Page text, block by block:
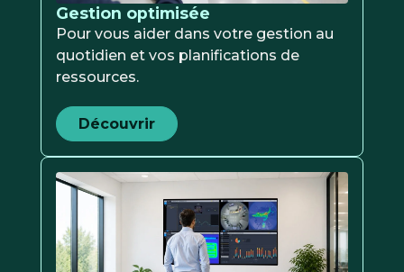
Gestion optimisée
Pour vous aider dans votre gestion au
quotidien et vos planifications de
ressources.
Découvrir